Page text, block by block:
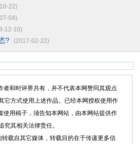
22)
04)
12-10)
? (2017-02-22)
和时评界共有，并不代表本网赞同其观点
它方式使用上述作品。已经本网授权使用作
使用稿子，须告知本网站，由本网站提供作
其相关法律责任。
载自其它媒体，转载目的在于传递更多信